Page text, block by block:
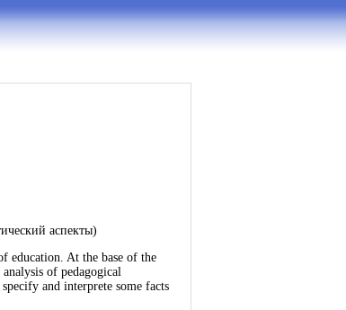
аспекты)
education. At the base of the
of pedagogical
and interprete some facts